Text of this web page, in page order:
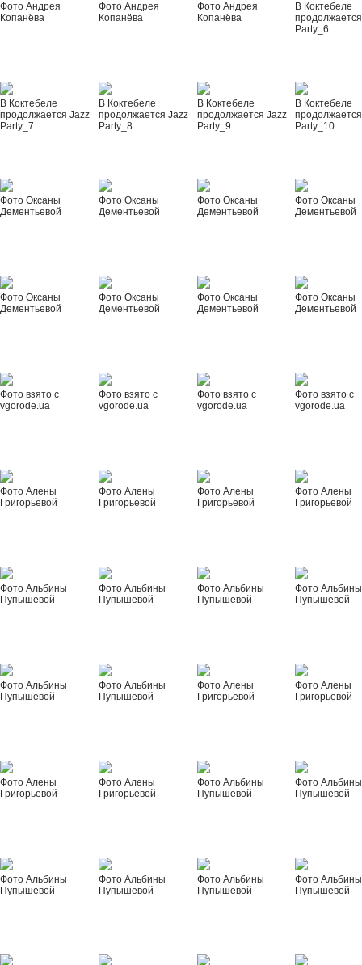
Фото Андрея
Копанёва
Фото Андрея
Копанёва
Фото Андрея
Копанёва
В Коктебеле
Party_6
В Коктебеле
продолжается Jazz
Party_7
В Коктебеле
продолжается Jazz
Party_8
В Коктебеле
продолжается Jazz
Party_9
В Коктебеле
Party_10
Фото Оксаны
Дементьевой
Фото Оксаны
Дементьевой
Фото Оксаны
Дементьевой
Фото Оксаны
Дементьевой
Фото Оксаны
Дементьевой
Фото Оксаны
Дементьевой
Фото Оксаны
Дементьевой
Фото Оксаны
Дементьевой
Фото взято с
vgorode.ua
Фото взято с
vgorode.ua
Фото взято с
vgorode.ua
Фото взято с
vgorode.ua
Фото Алены
Григорьевой
Фото Алены
Григорьевой
Фото Алены
Григорьевой
Фото Алены
Григорьевой
Фото Альбины
Пупышевой
Фото Альбины
Пупышевой
Фото Альбины
Пупышевой
Фото Альбины
Пупышевой
Фото Альбины
Пупышевой
Фото Альбины
Пупышевой
Фото Алены
Григорьевой
Фото Алены
Григорьевой
Фото Алены
Григорьевой
Фото Алены
Григорьевой
Фото Альбины
Пупышевой
Фото Альбины
Пупышевой
Фото Альбины
Пупышевой
Фото Альбины
Пупышевой
Фото Альбины
Пупышевой
Фото Альбины
Пупышевой